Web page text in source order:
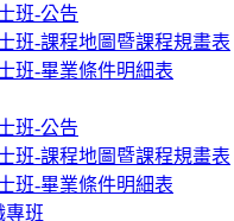
班-公告
班-課程地圖暨課程規畫表
班-畢業條件明細表
班-公告
班-課程地圖暨課程規畫表
班-畢業條件明細表
專班